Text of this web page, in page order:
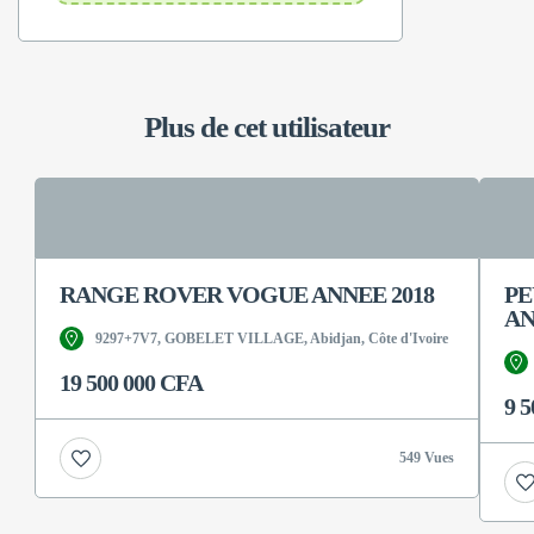
Plus de cet utilisateur
RANGE ROVER VOGUE ANNEE 2018
9297+7V7, GOBELET VILLAGE, Abidjan, Côte d'Ivoire
19 500 000 CFA
549 Vues
9